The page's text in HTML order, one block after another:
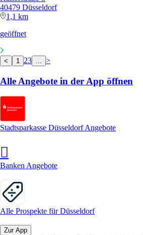
40479 Düsseldorf
1,1 km
geöffnet
< 1 23 >
Alle Angebote in der App öffnen
Stadtsparkasse Düsseldorf Angebote
Banken Angebote
Alle Prospekte für Düsseldorf
Zur App